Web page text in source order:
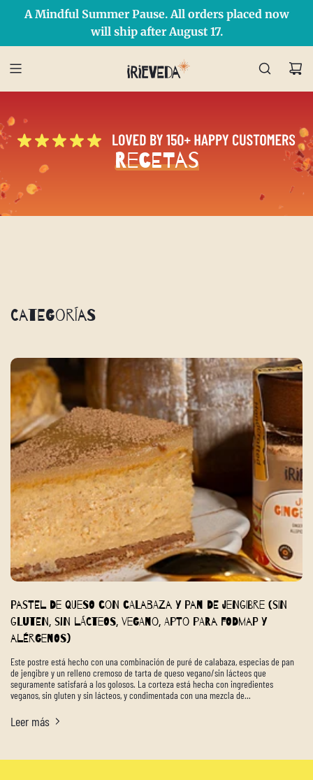
A Mindful Summer Pause. All orders placed now
will ship after August 17.
SHOP NOW
Recetas
Categorías
Pastel de queso con calabaza y pan de jengibre (sin
gluten, sin lácteos, vegano, apto para FODMAP y
alérgenos)
Este postre está hecho con una combinación de puré de calabaza, especias de pan
de jengibre y un relleno cremoso de tarta de queso vegano/sin lácteos que
seguramente satisfará a los golosos. La corteza está hecha con ingredientes
veganos, sin gluten y sin lácteos, y condimentada con una mezcla de...
Leer más